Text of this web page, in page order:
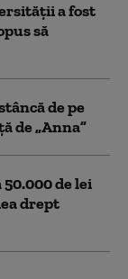
a fost
să
de pe
de „Anna”
de lei
drept